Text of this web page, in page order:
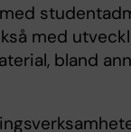
med
bland